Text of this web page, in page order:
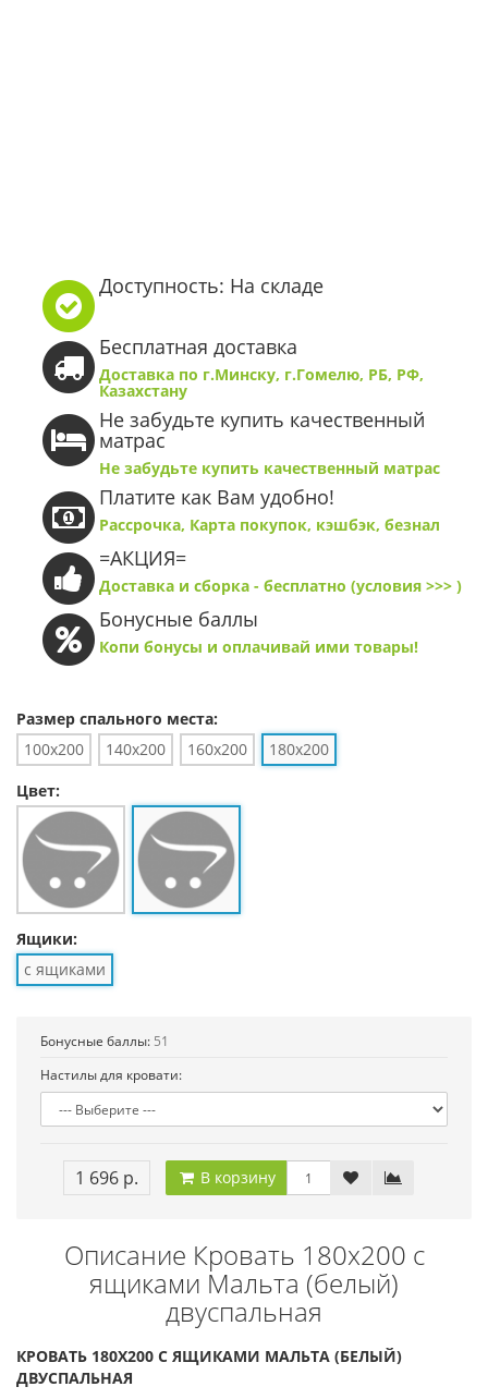
Доступность: На складе
Бесплатная доставка
Доставка по г.Минску, г.Гомелю, РБ, РФ,
Казахстану
Не забудьте купить качественный
матрас
Не забудьте купить качественный матрас
Платите как Вам удобно!
Рассрочка, Карта покупок, кэшбэк, безнал
=АКЦИЯ=
Доставка и сборка - бесплатно (условия >>> )
Бонусные баллы
Копи бонусы и оплачивай ими товары!
Размер спального места:
100х200
140х200 160х200
180х200
Цвет:
Ящики:
с ящиками
Бонусные баллы: 51
Настилы для кровати:
1 696 р. В корзину
Описание Кровать 180х200 с
ящиками Мальта (белый)
двуспальная
КРОВАТЬ 180Х200 С ЯЩИКАМИ МАЛЬТА (БЕЛЫЙ)
ДВУСПАЛЬНАЯ